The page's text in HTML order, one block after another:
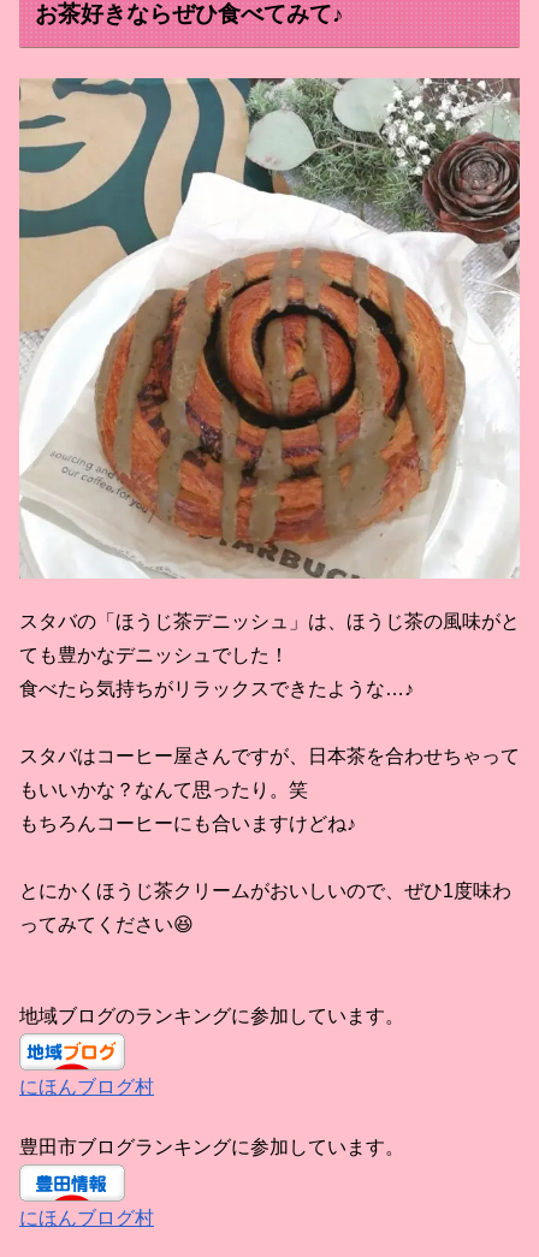
お茶好きならぜひ食べてみて♪
スタバの「ほうじ茶デニッシュ」は、ほうじ茶の風味がと
ても豊かなデニッシュでした！
食べたら気持ちがリラックスできたような…♪
スタバはコーヒー屋さんですが、日本茶を合わせちゃって
もいいかな？なんて思ったり。笑
もちろんコーヒーにも合いますけどね♪
とにかくほうじ茶クリームがおいしいので、ぜひ1度味わ
ってみてください😆
地域ブログのランキングに参加しています。
にほんブログ村
豊田市ブログランキングに参加しています。
にほんブログ村